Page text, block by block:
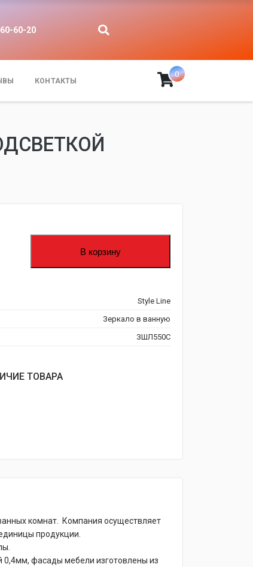
60-20
КОНТАКТЫ
0
В корзину
Style Line
Зеркало в ванную
ЗШЛ550С
ТОВАРА
комнат. Компания осуществляет
продукции.
0,4мм, фасады мебели изготовлены из